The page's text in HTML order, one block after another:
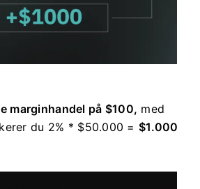
marginhandel på $100, med
du 2% * $50.000 =$1.000